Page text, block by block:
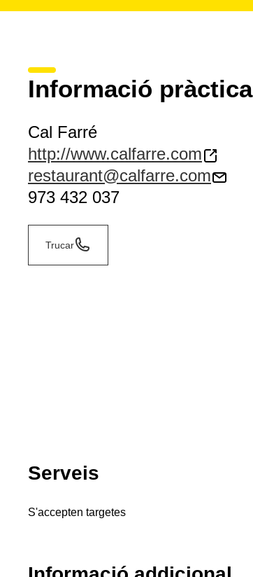
Informació pràctica
Cal Farré
http://www.calfarre.com
restaurant@calfarre.com
973 432 037
Trucar
Serveis
S'accepten targetes